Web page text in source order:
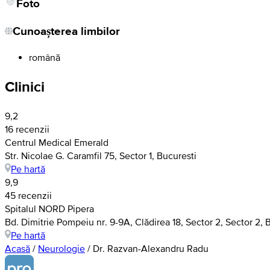
Foto
Cunoașterea limbilor
română
Clinici
9,2
16 recenzii
Centrul Medical Emerald
Str. Nicolae G. Caramfil 75, Sector 1, Bucuresti
Pe hartă
9,9
45 recenzii
Spitalul NORD Pipera
Bd. Dimitrie Pompeiu nr. 9-9A, Clădirea 18, Sector 2, Sector 2,
Pe hartă
Acasă / Neurologie / Dr. Razvan-Alexandru Radu